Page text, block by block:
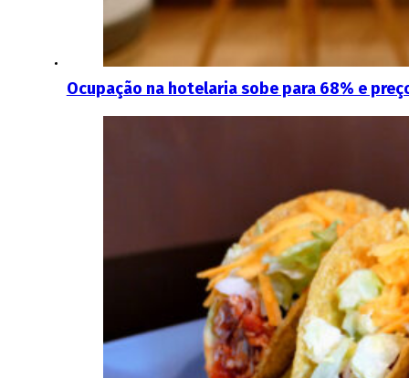
Ocupação na hotelaria sobe para 68% e